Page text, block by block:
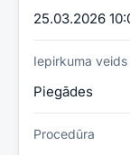
25.03.2026
Iepirkuma veids
Piegādes
Procedūra